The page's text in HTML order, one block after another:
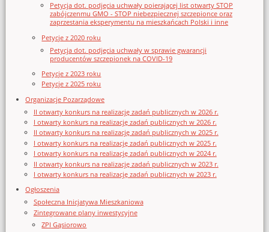
Petycja dot. podjęcia uchwały poierającej list otwarty STOP
zabójczenmu GMO - STOP niebezpiecznej szczepionce oraz
zaprzestania eksperymentu na mieszkańcach Polski i inne
Petycje z 2020 roku
Petycja dot. podjęcia uchwały w sprawie gwarancji
producentów szczepionek na COVID-19
Petycje z 2023 roku
Petycje z 2025 roku
Organizacje Pozarządowe
II otwarty konkurs na realizację zadań publicznych w 2026 r.
I otwarty konkurs na realizację zadań publicznych w 2026 r.
II otwarty konkurs na realizację zadań publicznych w 2025 r.
I otwarty konkurs na realizację zadań publicznych w 2025 r.
I otwarty konkurs na realizację zadań publicznych w 2024 r.
II otwarty konkurs na realizację zadań publicznych w 2023 r.
I otwarty konkurs na realizację zadań publicznych w 2023 r.
Ogłoszenia
Społeczna Inicjatywa Mieszkaniowa
Zintegrowane plany inwestycyjne
ZPI Gąsiorowo